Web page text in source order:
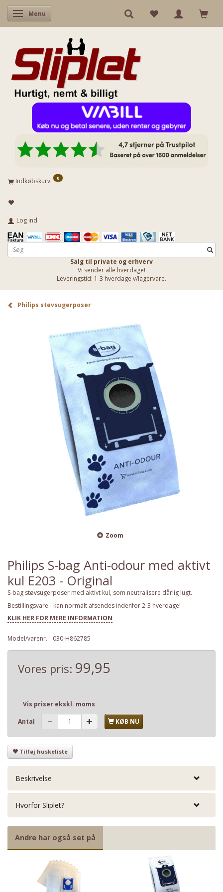
Skifte navigation
Menu
Indkøbskurv 0
Log ind
Salg til private og erhverv
Vi sender alle hverdage!
Leveringstid: 1-3 hverdage v/lagervare.
Philips støvsugerposer
Zoom
Philips S-bag Anti-odour med aktivt
kul E203 - Original
S-bag støvsugerposer med aktivt kul, som neutralisere dårlig lugt.
Bestillingsvare - kan normalt afsendes indenfor 2-3 hverdage!
KLIK HER FOR MERE INFORMATION
Model/varenr.: 030-H862785
Vores pris: 99,95
Vis priser ekskl. moms
Antal KØB NU
Tilføj huskeliste
Beskrivelse
Hvorfor Sliplet?
Andre har også set på